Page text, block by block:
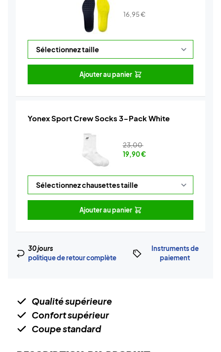
16,95€
Ajouter au panier
Yonex Sport Crew Socks 3-Pack White
23,00
19,90€
Ajouter au panier
30 jours
politique de retour complète
Instruments de
paiement
Qualité supérieure
Confort supérieur
Coupe standard